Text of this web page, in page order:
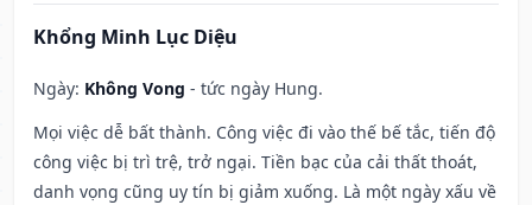
Khổng Minh Lục Diệu
Ngày: Không Vong - tức ngày Hung.
Mọi việc dễ bất thành. Công việc đi vào thế bế tắc, tiến độ
công việc bị trì trệ, trở ngại. Tiền bạc của cải thất thoát,
danh vọng cũng uy tín bị giảm xuống. Là một ngày xấu về